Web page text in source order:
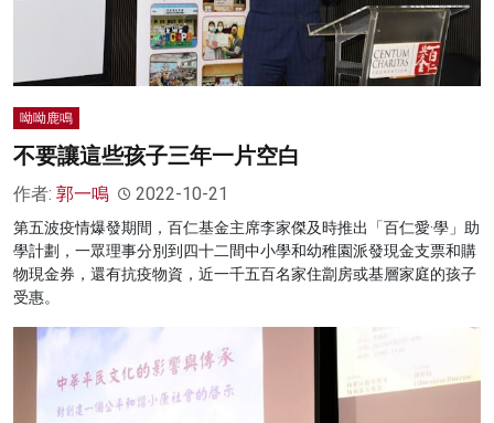
呦呦鹿鳴
不要讓這些孩子三年一片空白
作者: 郭一鳴 2022-10-21
第五波疫情爆發期間，百仁基金主席李家傑及時推出「百仁愛·學」助
學計劃，一眾理事分別到四十二間中小學和幼稚園派發現金支票和購
物現金券，還有抗疫物資，近一千五百名家住劏房或基層家庭的孩子
受惠。